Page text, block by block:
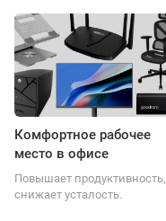
Комфортное рабочее
место в офисе
Повышает продуктивность,
снижает усталость.